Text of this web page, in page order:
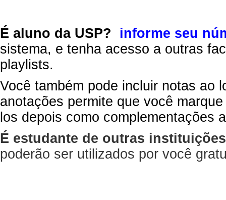
É aluno da USP?
informe seu
sistema, e tenha acesso a outras
playlists.
Você também pode incluir notas ao
anotações permite que você
los depois como complementações
É estudante de outras
poderão ser utilizados por você